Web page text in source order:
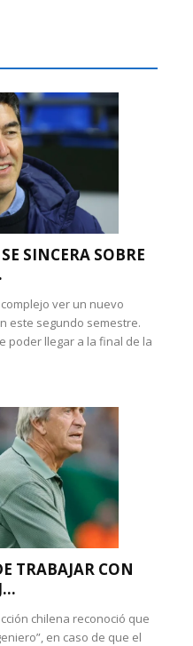
SINCERA SOBRE
ver un nuevo
este segundo semestre.
poder llegar a la final de la
TRABAJAR CON
chilena reconoció que
en caso de que el